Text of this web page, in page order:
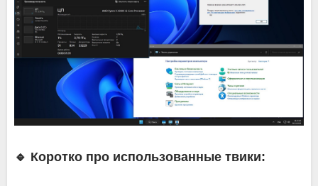
🔹 Коротко про использованные твики: